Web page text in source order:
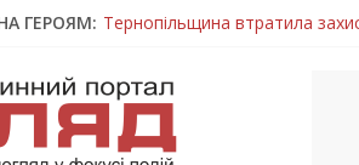
ГЕРОЯМ: Тернопільщина втратила
На війні загинув молодий
Тернопільщина втратила
Тернопільщина втратила